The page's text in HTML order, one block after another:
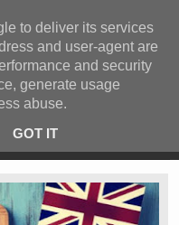
Ιερό Ναό στις Σέρρες
to deliver its services
and user-agent are
and security
generate usage
abuse.
GOT IT